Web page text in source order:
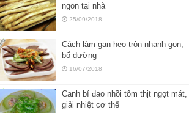
ngon tại nhà
25/09/2018
Cách làm gan heo trộn nhanh gọn,
bổ dưỡng
16/07/2018
Canh bí đao nhồi tôm thịt ngọt mát,
giải nhiệt cơ thể